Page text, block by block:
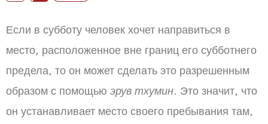
Если в субботу человек хочет направиться в
место, расположенное вне границ его субботнего
предела, то он может сделать это разрешенным
образом с помощью эрув тхумин. Это значит, что
он устанавливает место своего пребывания там,